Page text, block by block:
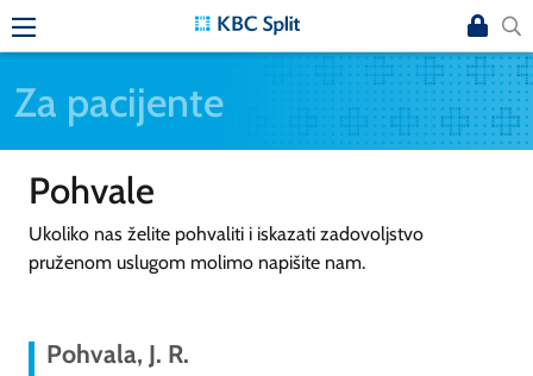
Za pacijente
Pohvale
Ukoliko nas želite pohvaliti i iskazati zadovoljstvo
pruženom uslugom molimo napišite nam.
Pohvala, J. R.